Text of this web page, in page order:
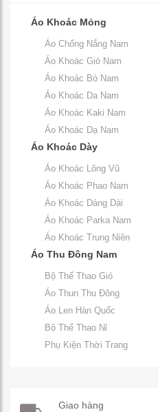
Áo Khoác Mỏng
Áo Chống Nắng Nam
Áo Khoác Gió Nam
Áo Khoác Bò Nam
Áo Khoác Da Nam
Áo Khoác Kaki Nam
Áo Khoác Dạ Nam
Áo Khoác Dày
Áo Khoác Lông Vũ
Áo Khoác Phao Nam
Áo Khoác Dáng Dài
Áo Khoác Parka Nam
Áo Khoác Trung Niên
Áo Thu Đông Nam
Bộ Thể Thao Gió
Áo Thun Thu Đông
Áo Len Hàn Quốc
Bộ Thể Thao Nỉ
Phụ Kiện Thời Trang
Giao hàng